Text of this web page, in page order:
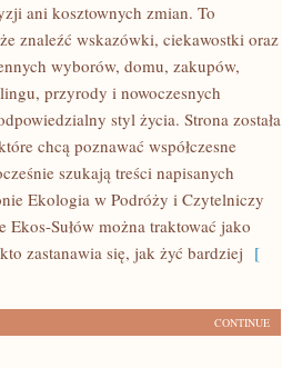
ani kosztownych zmian. To
znaleźć wskazówki, ciekawostki oraz
wyborów, domu, zakupów,
przyrody i nowoczesnych
styl życia. Strona została
chcą poznawać współczesne
szukają treści napisanych
Ekologia w Podróży i Czytelniczy
Ekos-Sułów można traktować jako
zastanawia się, jak żyć bardziej [
CONTINUE